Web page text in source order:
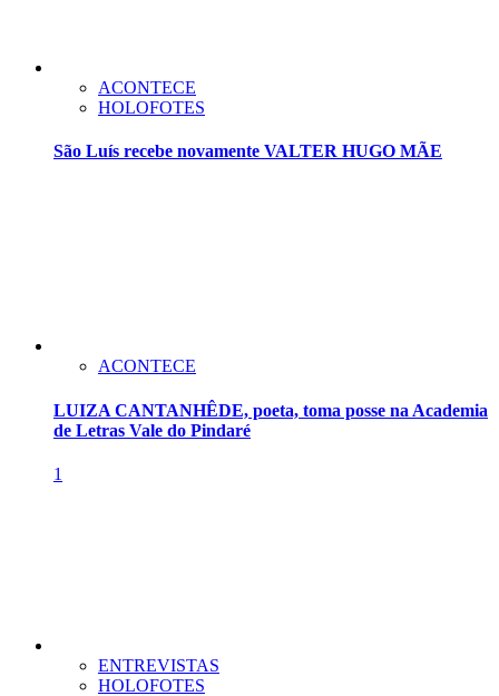
ACONTECE
HOLOFOTES
São Luís recebe novamente VALTER HUGO MÃE
ACONTECE
LUIZA CANTANHÊDE, poeta, toma posse na Academia
de Letras Vale do Pindaré
1
ENTREVISTAS
HOLOFOTES